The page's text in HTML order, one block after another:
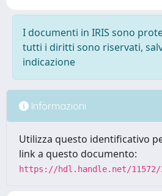
I documenti in IRIS sono
tutti i diritti sono riservati,
indicazione
Informazioni
Utilizza questo identificativo
link a questo documento:
https://hdl.handle.net/11572/